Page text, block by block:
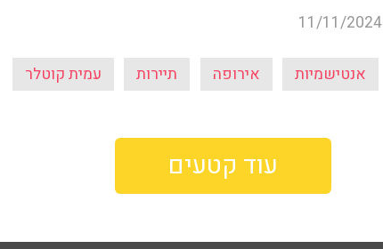
11/11/2024
אנטישמיות אירופה תיירות עמית קוטלר
עוד קטעים